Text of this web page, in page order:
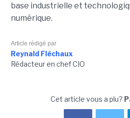
base industrielle et
numérique.
Article rédigé par
Reynald Fléchaux
Rédacteur en chef CIO
Cet article vous a plu?